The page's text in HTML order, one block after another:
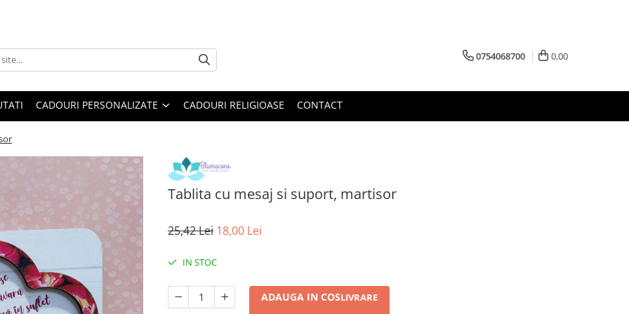
0754068700 0,00
CADOURI PERSONALIZATE CADOURI RELIGIOASE CONTACT
Tablita cu mesaj si suport, martisor
25,42 Lei 18,00 Lei
IN STOC
ADAUGA IN COSLIVRARE